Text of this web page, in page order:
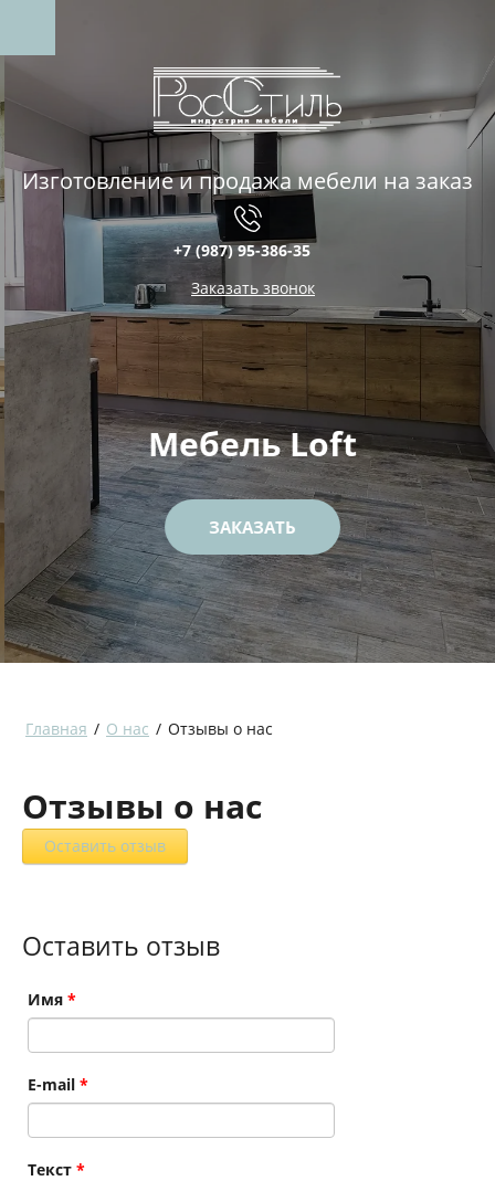
Изготовление и продажа мебели на заказ
+7 (987) 95-386-35
Заказать звонок
Мебель Loft
ЗАКАЗАТЬ
Главная / О нас / Отзывы о нас
Отзывы о нас
Оставить отзыв
Оставить отзыв
Имя*
E-mail*
Текст*